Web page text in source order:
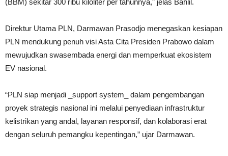
(BBM) sekitar 300 ribu kiloliter per tahunnya,” jelas Bahlil.
Direktur Utama PLN, Darmawan Prasodjo menegaskan kesiapan
PLN mendukung penuh visi Asta Cita Presiden Prabowo dalam
mewujudkan swasembada energi dan memperkuat ekosistem
EV nasional.
“PLN siap menjadi _support system_ dalam pengembangan
proyek strategis nasional ini melalui penyediaan infrastruktur
kelistrikan yang andal, layanan responsif, dan kolaborasi erat
dengan seluruh pemangku kepentingan,” ujar Darmawan.